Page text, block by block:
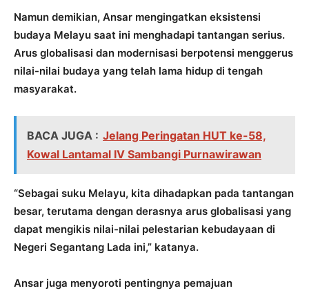
Namun demikian, Ansar mengingatkan eksistensi
budaya Melayu saat ini menghadapi tantangan serius.
Arus globalisasi dan modernisasi berpotensi menggerus
nilai-nilai budaya yang telah lama hidup di tengah
masyarakat.
BACA JUGA : Jelang Peringatan HUT ke-58,
Kowal Lantamal IV Sambangi Purnawirawan
“Sebagai suku Melayu, kita dihadapkan pada tantangan
besar, terutama dengan derasnya arus globalisasi yang
dapat mengikis nilai-nilai pelestarian kebudayaan di
Negeri Segantang Lada ini,” katanya.
Ansar juga menyoroti pentingnya pemajuan